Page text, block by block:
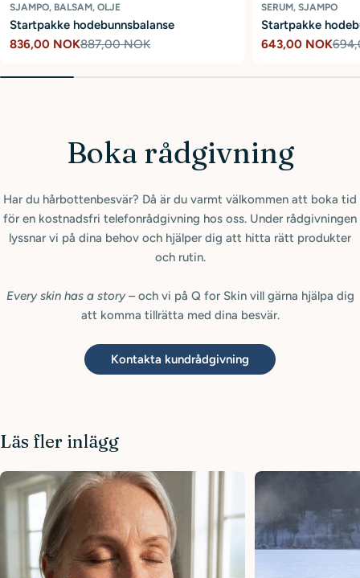
SJAMPO, BALSAM, OLJE
Startpakke hodebunnsbalanse
Reapris
836,00 NOK
Ordinær
887,00 NOK
SERUM, SJAMPO
Startpakke
Reapris
643,00 NOK
Ordinær
Boka rådgivning
Har du hårbottenbesvär? Då är du varmt välkommen att boka tid
för en kostnadsfri telefonrådgivning hos oss. Under rådgivningen
lyssnar vi på dina behov och hjälper dig att hitta rätt produkter
och rutin.
Every skin has a story– och vi på Q for Skin vill gärna hjälpa dig
att komma tillrätta med dina besvär.
Kontakta kundrådgivning
Läs fler inlägg